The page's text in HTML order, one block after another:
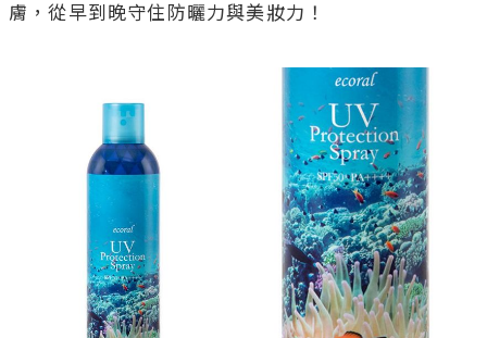
膚，從早到晚守住防曬力與美妝力！